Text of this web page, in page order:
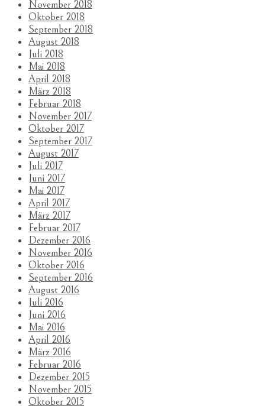
November 2018
Oktober 2018
September 2018
August 2018
Juli 2018
Mai 2018
April 2018
März 2018
Februar 2018
November 2017
Oktober 2017
September 2017
August 2017
Juli 2017
Juni 2017
Mai 2017
April 2017
März 2017
Februar 2017
Dezember 2016
November 2016
Oktober 2016
September 2016
August 2016
Juli 2016
Juni 2016
Mai 2016
April 2016
März 2016
Februar 2016
Dezember 2015
November 2015
Oktober 2015